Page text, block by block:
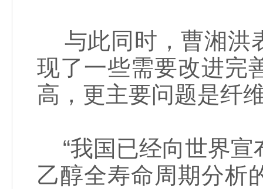
与此同时，曹湘洪
现了一些需要改进完
高，更主要问题是纤
“我国已经向世界宣
乙醇全寿命周期分析